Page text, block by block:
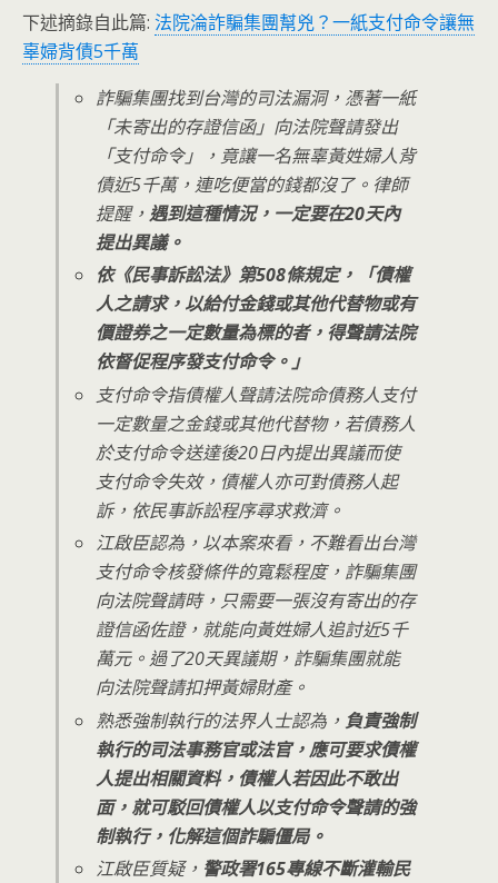
下述摘錄自此篇: 法院淪詐騙集團幫兇？一紙支付命令讓無
辜婦背債5千萬
詐騙集團找到台灣的司法漏洞，憑著一紙
「未寄出的存證信函」向法院聲請發出
「支付命令」，竟讓一名無辜黃姓婦人背
債近5千萬，連吃便當的錢都沒了。律師
提醒， 遇到這種情況，一定要在20天內
提出異議。
依《民事訴訟法》第508條規定，「債權
人之請求，以給付金錢或其他代替物或有
價證券之一定數量為標的者，得聲請法院
依督促程序發支付命令。」
支付命令指債權人聲請法院命債務人支付
一定數量之金錢或其他代替物，若債務人
於支付命令送達後20日內提出異議而使
支付命令失效，債權人亦可對債務人起
訴，依民事訴訟程序尋求救濟。
江啟臣認為，以本案來看，不難看出台灣
支付命令核發條件的寬鬆程度，詐騙集團
向法院聲請時，只需要一張沒有寄出的存
證信函佐證，就能向黃姓婦人追討近5千
萬元。過了20天異議期，詐騙集團就能
向法院聲請扣押黃婦財產。
熟悉強制執行的法界人士認為， 負責強制
執行的司法事務官或法官，應可要求債權
人提出相關資料，債權人若因此不敢出
面，就可駁回債權人以支付命令聲請的強
制執行，化解這個詐騙僵局。
江啟臣質疑， 警政署165專線不斷灌輸民